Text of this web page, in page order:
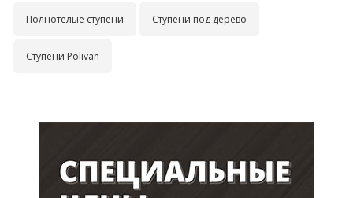
Полнотелые ступени Ступени под дерево
Ступени Polivan